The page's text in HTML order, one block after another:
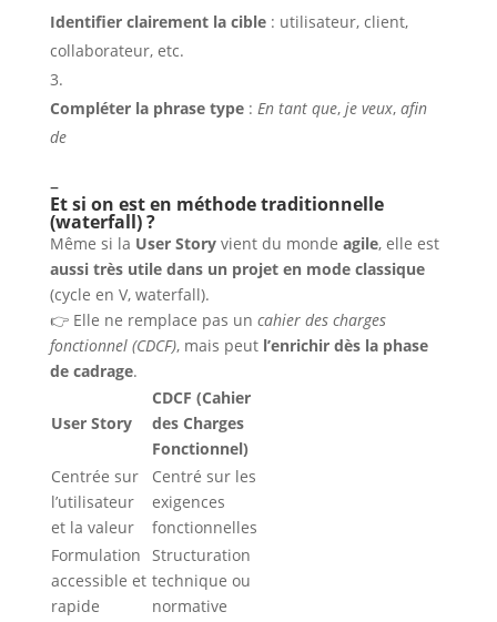
Identifier clairement la cible: utilisateur, client,
collaborateur, etc.
Compléter la phrase type: En tant que, je veux, afin
de
–
Et si on est en méthode traditionnelle
(waterfall) ?
Même si la User Storyvient du monde agile, elle est
aussi très utile dans un projet en mode classique
(cycle en V, waterfall).
👉 Elle ne remplace pas un cahier des charges
fonctionnel (CDCF), mais peut l’enrichir dès la phase
de cadrage.
User Story
CDCF (Cahier
des Charges
Fonctionnel)
Centrée sur
l’utilisateur
et la valeur
Centré sur les
exigences
fonctionnelles
Formulation
accessible et
rapide
Structuration
technique ou
normative